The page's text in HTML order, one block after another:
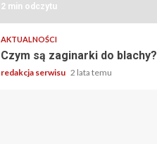
2 min odczytu
AKTUALNOŚCI
Czym są zaginarki do blachy?
redakcja serwisu 2 lata temu